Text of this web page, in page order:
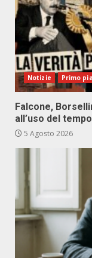
Notizie Primo
Falcone,
all’uso del tempo
5 Agosto 2026